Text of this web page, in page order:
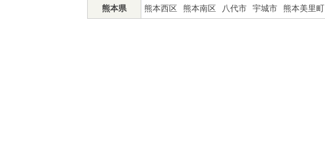
熊本県 熊本西区 熊本南区 八代市 宇城市 熊本美里町